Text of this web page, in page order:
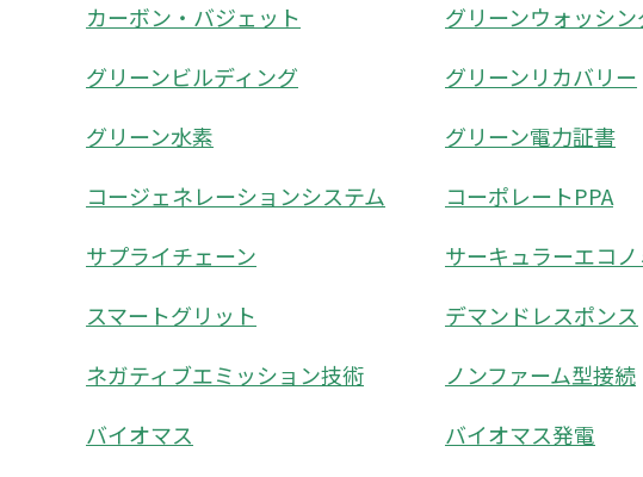
カーボン・バジェット
グリーンウォッシン
グリーンビルディング
グリーンリカバリー
グリーン水素
グリーン電力証書
コージェネレーションシステム
コーポレートPPA
サプライチェーン
サーキュラーエコ
スマートグリット
デマンドレスポンス
ネガティブエミッション技術
ノンファーム型接続
バイオマス
バイオマス発電